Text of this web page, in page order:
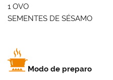
1 OVO
SEMENTES DE SÉSAMO
Modo de preparo